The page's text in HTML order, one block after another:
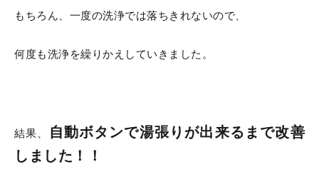
もちろん、一度の洗浄では落ちきれないので、
何度も洗浄を繰りかえしていきました。
結果、
自動ボタンで湯張りが出来るまで改善
しました！！